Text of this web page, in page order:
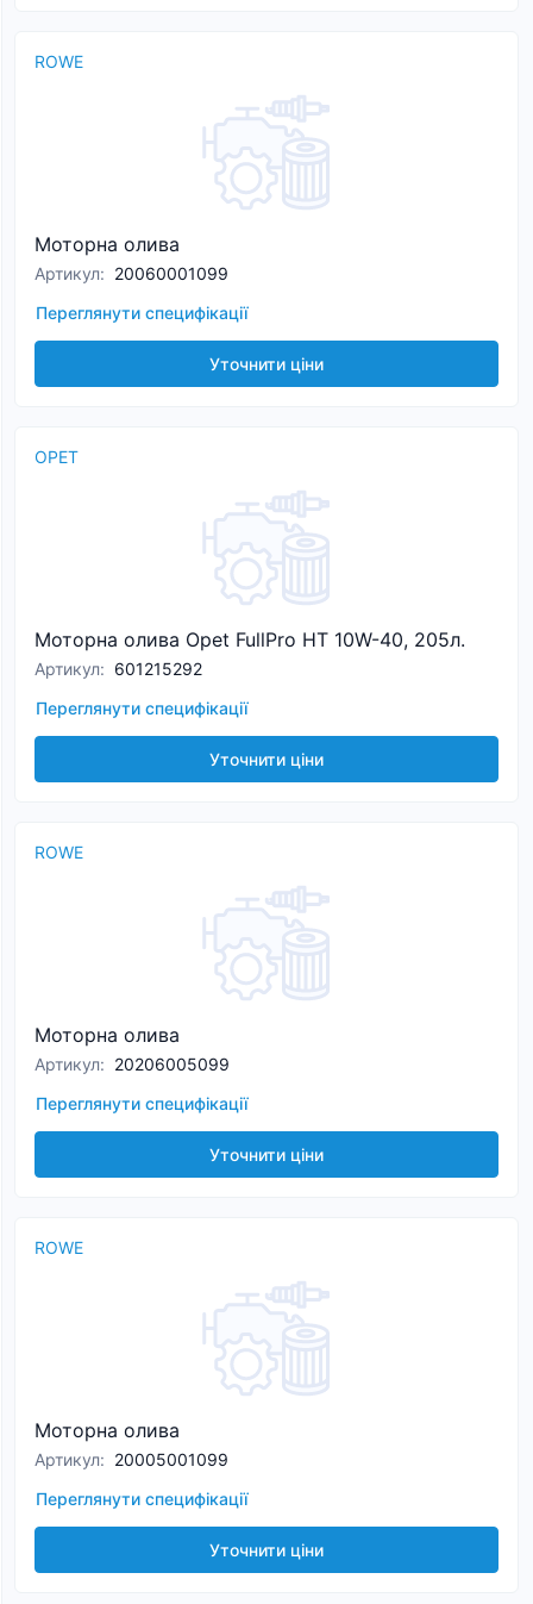
ROWE
Моторна олива
Артикул: 20060001099
Переглянути специфікації
Уточнити ціни
OPET
Моторна олива Opet FullPro HT 10W-40, 205л.
Артикул: 601215292
Переглянути специфікації
Уточнити ціни
ROWE
Моторна олива
Артикул: 20206005099
Переглянути специфікації
Уточнити ціни
ROWE
Моторна олива
Артикул: 20005001099
Переглянути специфікації
Уточнити ціни